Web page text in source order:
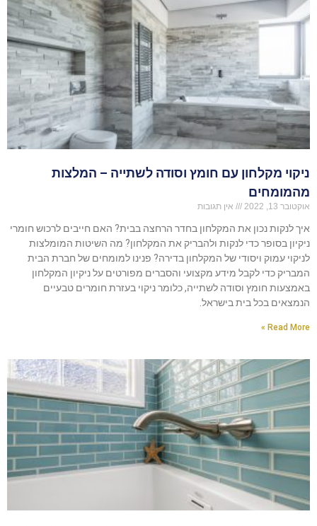
ניקוי מקלחון עם חומץ וסודה לשתייה – המלצות
מהמומחים
אוקטובר 13, 2022 אין תגובות
איך לנקות נכון את המקלחון בחדר הרחצה בבית? האם חייבים לרכוש חומרי
ניקיון בסופר כדי לנקות ולהבריק את המקלחון? מה השיטות המומלצות
לניקוי עמוק ויסודי של המקלחון בדירה? פנינו למומחים של חברת הבית
המבריק כדי לקבל מידע מקצועי והסברים מפורטים על ניקיון המקלחון
באמצעות חומץ וסודה לשתייה, כלומר ניקוי בעזרת חומרים טבעיים
הנמצאים בכל בית בישראל.
Read More »